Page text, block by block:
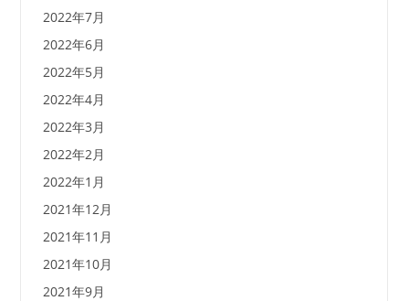
2022年7月
2022年6月
2022年5月
2022年4月
2022年3月
2022年2月
2022年1月
2021年12月
2021年11月
2021年10月
2021年9月